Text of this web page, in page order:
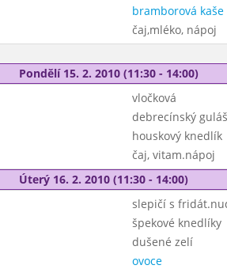
bramborová kaše
čaj,mléko, nápoj
Pondělí 15. 2. 2010 (11:30 - 14:00)
vločková
debrecínský guláš
houskový knedlík
čaj, vitam.nápoj
Úterý 16. 2. 2010 (11:30 - 14:00)
slepičí s
špekové knedlíky
dušené zelí
ovoce